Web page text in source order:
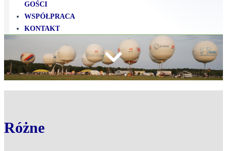
GOŚCI
WSPÓŁPRACA
KONTAKT
Różne